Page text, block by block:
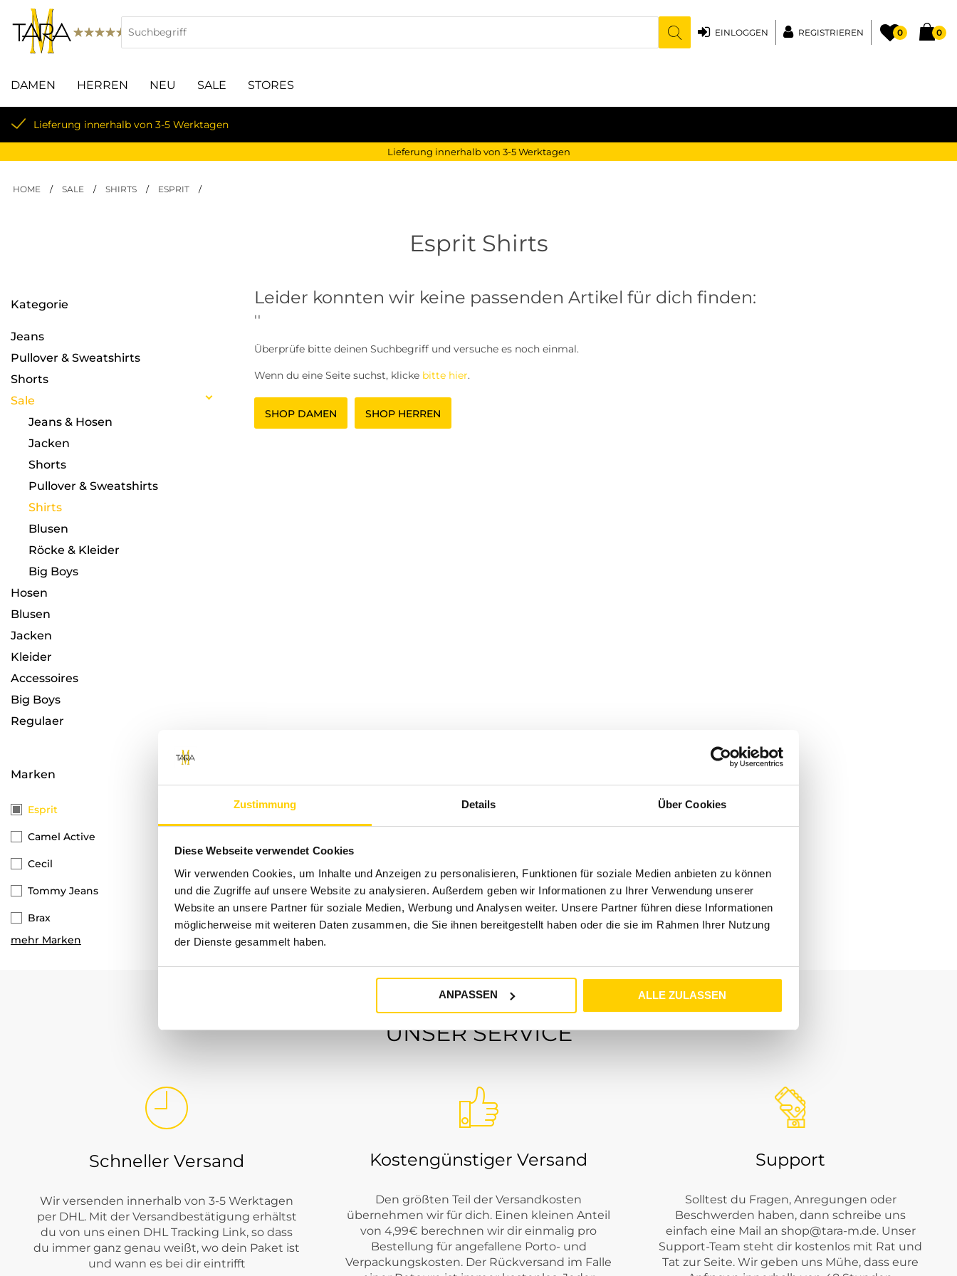
Zustimmung Details Über Cookies
Diese Webseite verwendet Cookies
Wir verwenden Cookies, um Inhalte und Anzeigen zu personalisieren, Funktionen für soziale Medien anbieten zu können
und die Zugriffe auf unsere Website zu analysieren. Außerdem geben wir Informationen zu Ihrer Verwendung unserer
Website an unsere Partner für soziale Medien, Werbung und Analysen weiter. Unsere Partner führen diese Informationen
möglicherweise mit weiteren Daten zusammen, die Sie ihnen bereitgestellt haben oder die sie im Rahmen Ihrer Nutzung
der Dienste gesammelt haben.
ANPASSEN ALLE ZULASSEN
0 0
REGISTRIEREN
EINLOGGEN
DAMEN HERREN NEU SALE STORES
Lieferung innerhalb von 3-5 Werktagen
Lieferung innerhalb von 3-5 Werktagen
HOME / SALE / SHIRTS / ESPRIT /
Esprit Shirts
Kategorie
Jeans
Pullover & Sweatshirts
Shorts
Sale
Jeans & Hosen
Jacken
Shorts
Pullover & Sweatshirts
Shirts
Blusen
Röcke & Kleider
Big Boys
Hosen
Blusen
Jacken
Kleider
Accessoires
Big Boys
Regulaer
Marken
Esprit
Camel Active
Cecil
Tommy Jeans
Brax
Tommy Hilfiger
Ragwear
Monari
mehr Marken
Leider konnten wir keine passenden Artikel für dich finden:
''
Überprüfe bitte deinen Suchbegriff und versuche es noch einmal.
Wenn du eine Seite suchst, klicke bitte hier.
SHOP DAMEN SHOP HERREN
UNSER SERVICE
Schneller Versand
Wir versenden innerhalb von 3-5 Werktagen
per DHL. Mit der Versandbestätigung erhältst
du von uns einen DHL Tracking Link, so dass
du immer ganz genau weißt, wo dein Paket ist
und wann es bei dir eintrifft
Kostengünstiger Versand
Den größten Teil der Versandkosten
übernehmen wir für dich. Einen kleinen Anteil
von 4,99€ berechnen wir dir einmalig pro
Bestellung für angefallene Porto- und
Verpackungskosten. Der Rückversand im Falle
Support
Solltest du Fragen, Anregungen oder
Beschwerden haben, dann schreibe uns
einfach eine Mail an shop@tara-m.de. Unser
Support-Team steht dir kostenlos mit Rat und
Tat zur Seite. Wir geben uns Mühe, dass eure